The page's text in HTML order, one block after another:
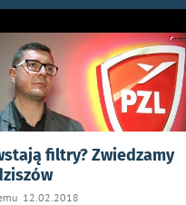
filtry? Zwiedzamy
12.02.2018